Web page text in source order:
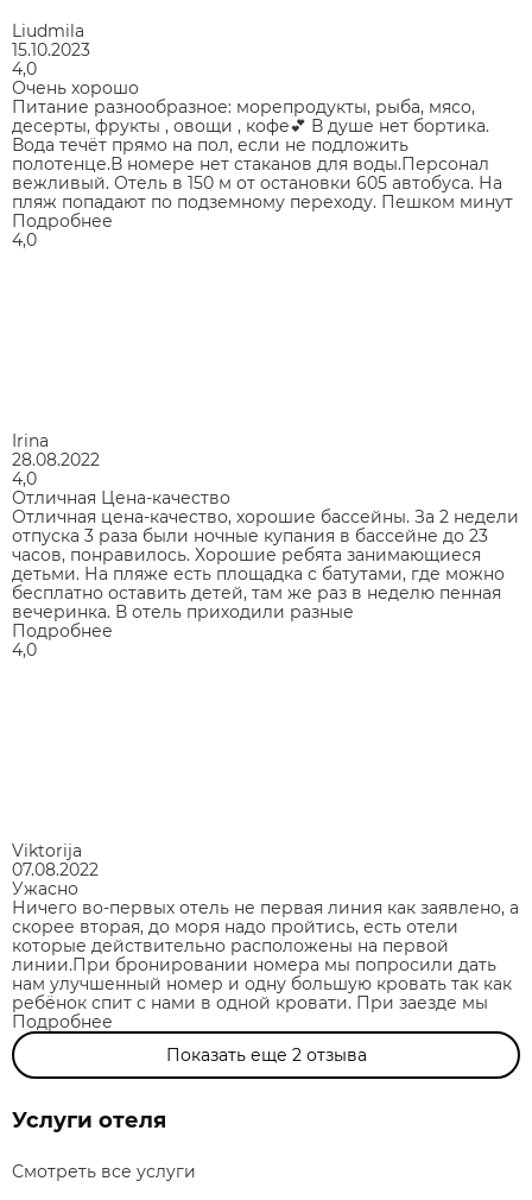
Liudmila
15.10.2023
4,0
Очень хорошо
Питание разнообразное: морепродукты, рыба, мясо,
десерты, фрукты , овощи , кофе💕 В душе нет бортика.
Вода течёт прямо на пол, если не подложить
полотенце.В номере нет стаканов для воды.Персонал
вежливый. Отель в 150 м от остановки 605 автобуса. На
пляж попадают по подземному переходу. Пешком минут
Подробнее
4,0
Irina
28.08.2022
4,0
Отличная Цена-качество
Отличная цена-качество, хорошие бассейны. За 2 недели
отпуска 3 раза были ночные купания в бассейне до 23
часов, понравилось. Хорошие ребята занимающиеся
детьми. На пляже есть площадка с батутами, где можно
бесплатно оставить детей, там же раз в неделю пенная
вечеринка. В отель приходили разные
Подробнее
4,0
Viktorija
07.08.2022
Ужасно
Ничего во-первых отель не первая линия как заявлено, а
скорее вторая, до моря надо пройтись, есть отели
которые действительно расположены на первой
линии.При бронировании номера мы попросили дать
нам улучшенный номер и одну большую кровать так как
ребёнок спит с нами в одной кровати. При заезде мы
Подробнее
Показать еще 2 отзыва
Услуги отеля
Смотреть все услуги